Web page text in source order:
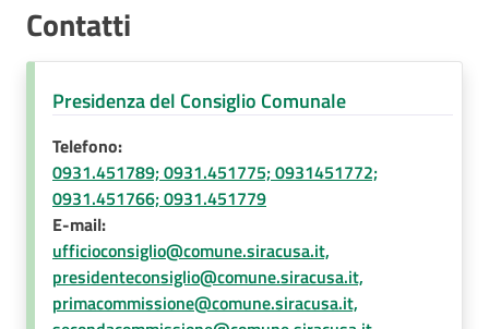
Contatti
Presidenza del Consiglio Comunale
Telefono:
0931.451789; 0931.451775; 0931451772;
0931.451766; 0931.451779
E-mail:
ufficioconsiglio@comune.siracusa.it,
presidenteconsiglio@comune.siracusa.it,
primacommissione@comune.siracusa.it,